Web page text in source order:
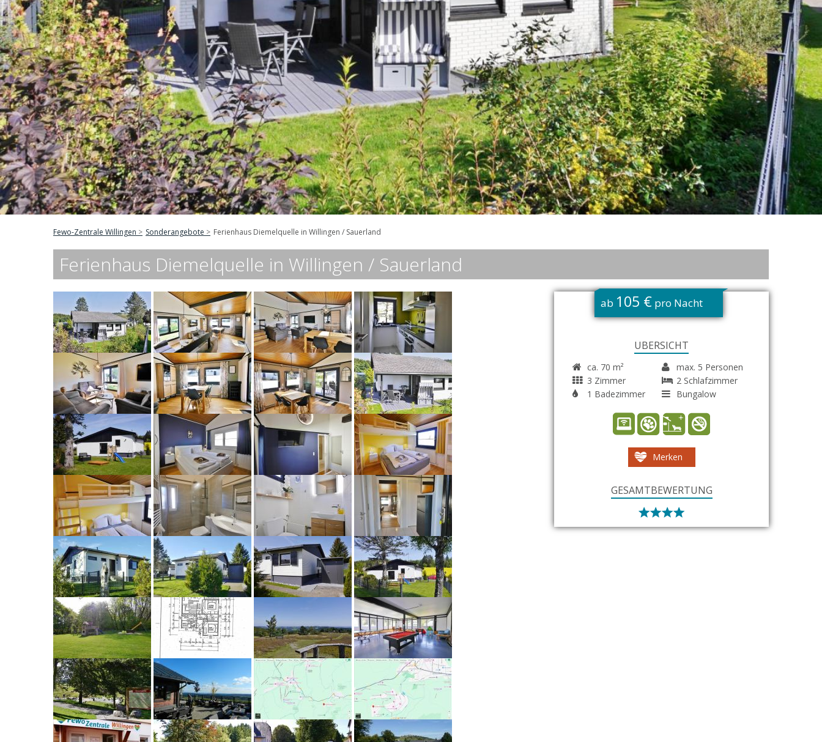
Fewo-Zentrale Willingen Sonderangebote Ferienhaus Diemelquelle in Willingen / Sauerland
Ferienhaus Diemelquelle in Willingen / Sauerland
ab 105 € pro Nacht
ÜBERSICHT
ca. 70 m²
max. 5 Personen
3 Zimmer
2 Schlafzimmer
1 Badezimmer
Bungalow
Merken
GESAMTBEWERTUNG